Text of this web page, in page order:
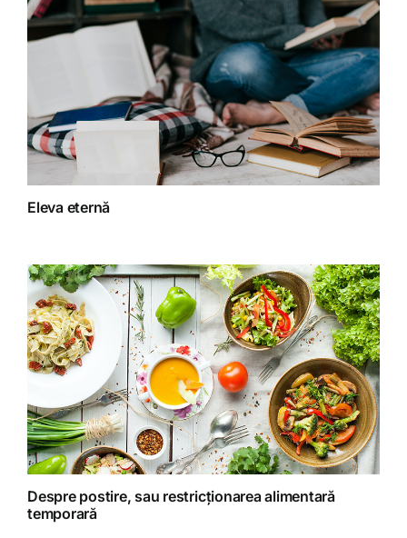
Detoxifiere
Fără categorie
Fitoterapie
Homeopatie
Retete fructariene
Retete preparate
Retete Raw (nepreparate termic)
Eleva eternă
Despre postire, sau restricționarea alimentară
temporară